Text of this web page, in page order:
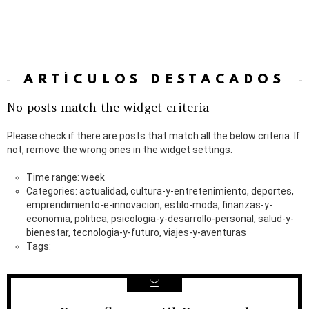
ARTÍCULOS DESTACADOS
No posts match the widget criteria
Please check if there are posts that match all the below criteria. If
not, remove the wrong ones in the widget settings.
Time range: week
Categories: actualidad, cultura-y-entretenimiento, deportes,
emprendimiento-e-innovacion, estilo-moda, finanzas-y-
economia, politica, psicologia-y-desarrollo-personal, salud-y-
bienestar, tecnologia-y-futuro, viajes-y-aventuras
Tags: